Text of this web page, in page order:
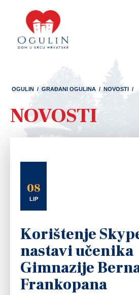
OGULIN / GRAĐANI OGULINA / NOVOSTI /
NOVOSTI
08
LIP
Korištenje
nastavi učenika
Gimnazije
Frankopana